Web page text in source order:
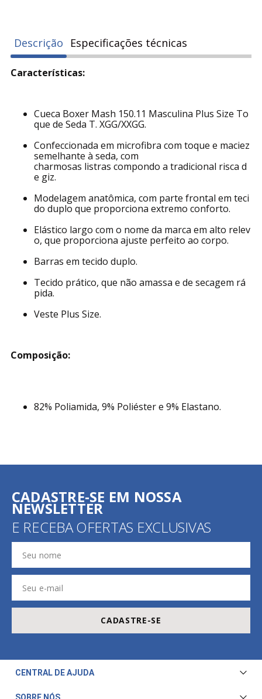
Descrição Especificações técnicas
Características:
Cueca Boxer Mash 150.11 Masculina Plus Size To
que de Seda T. XGG/XXGG.
Confeccionada em microfibra com toque e maciez
semelhante à seda, com
charmosas listras compondo a tradicional risca d
e giz.
Modelagem anatômica, com parte frontal em teci
do duplo que proporciona extremo conforto.
Elástico largo com o nome da marca em alto relev
o, que proporciona ajuste perfeito ao corpo.
Barras em tecido duplo.
Tecido prático, que não amassa e de secagem rá
pida.
Veste Plus Size.
Composição:
82% Poliamida, 9% Poliéster e 9% Elastano.
CADASTRE-SE EM NOSSA
NEWSLETTER
E RECEBA OFERTAS EXCLUSIVAS
CADASTRE-SE
CENTRAL DE AJUDA
Central de Atendimento